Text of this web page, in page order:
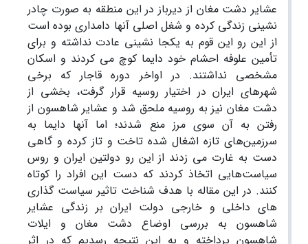
عشایر دشت مغان از دیرباز در این منطقه به صورت چادر
نشینی زندگی کرده و شغل اصلی آنها دامداری بوده است
از این رو این قوم به یکجا نشینی عادت نداشته و برای
تأمین علوفه احشام خود دایما کوچ می کردند و اسکان
مشخصی نداشتند. در اواخر دوره قاجار که برخی
شهرهای ایران در اختیار روسیه قرار گرفت، بخشی از
دشت مغان نیز به روسیه ملحق شد و عشایر شاهسون از
رفتن به آن سوی مرز منع شدند؛ اما آنها دایما به
سرزمین‌های تازه اشغال شده تاخت و تاز کرده و گاهی
دست به غارت می زدند از این رو دولتین ایران و روس
سیاست‌هایی اتخاذ کردند که دست این افراد را کوتاه
کنند. در این مقاله با هدف شناخت تاثیر سیاست گذاری
های داخلی و خارجی دولت ایران بر زندگی عشایر
شاهسون به بررسی اوضاع دشت مغان و ایلات
شاهسون پرداخته و به این نتیجه رسدیم که در اثر